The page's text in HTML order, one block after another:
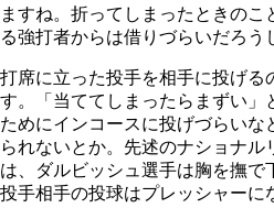
ますね。折ってしまったときの
る強打者からは借りづらいだろう
打席に立った投手を相手に投げる
す。「当ててしまったらまずい」
ためにインコースに投げづらいな
られないとか。先述のナショナ
は、ダルビッシュ選手は胸を撫
投手相手の投球はプレッシャーに